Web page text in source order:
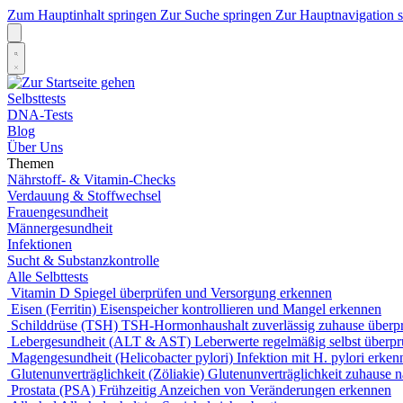
Zum Hauptinhalt springen Zur Suche springen Zur Hauptnavigation
Selbsttests
DNA-Tests
Blog
Über Uns
Themen
Nährstoff- & Vitamin-Checks
Verdauung & Stoffwechsel
Frauengesundheit
Männergesundheit
Infektionen
Sucht & Substanzkontrolle
Alle Selbttests
Vitamin D Spiegel überprüfen und Versorgung erkennen
Eisen (Ferritin) Eisenspeicher kontrollieren und Mangel erkennen
Schilddrüse (TSH) TSH-Hormonhaushalt zuverlässig zuhause
Lebergesundheit (ALT & AST) Leberwerte regelmäßig selbst
Magengesundheit (Helicobacter pylori) Infektion mit H. pylori
Glutenunverträglichkeit (Zöliakie) Glutenunverträglichkeit zuhause
Prostata (PSA) Frühzeitig Anzeichen von Veränderungen erkennen